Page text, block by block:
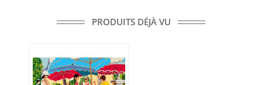
PRODUITS DÉJÀ VU